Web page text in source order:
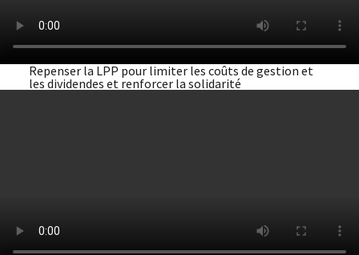
Repenser la LPP pour limiter les coûts de gestion et
les dividendes et renforcer la solidarité